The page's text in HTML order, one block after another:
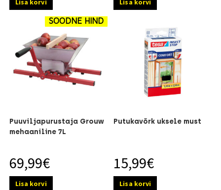
Lisa korvi Lisa korvi
SOODNE HIND
Puuviljapurustaja Grouw
mehaaniline 7L
69,99€
Lisa korvi
Putukavõrk uksele must
15,99€
Lisa korvi